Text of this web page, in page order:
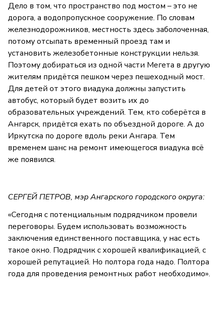
Дело в том, что пространство под мостом – это не
дорога, а водопропускное сооружение. По словам
железнодорожников, местность здесь заболоченная,
потому отсыпать временный проезд там и
установить железобетонные конструкции нельзя.
Поэтому добираться из одной части Мегета в другую
жителям придётся пешком через пешеходный мост.
Для детей от этого виадука должны запустить
автобус, который будет возить их до
образовательных учреждений. Тем, кто соберётся в
Ангарск, придётся ехать по объездной дороге. А до
Иркутска по дороге вдоль реки Ангара. Тем
временем шанс на ремонт имеющегося виадука всё
же появился.
СЕРГЕЙ ПЕТРОВ, мэр Ангарского городского округа:
«Сегодня с потенциальным подрядчиком провели
переговоры. Будем использовать возможность
заключения единственного поставщика, у нас есть
такое окно. Подрядчик с хорошей квалификацией, с
хорошей репутацией. Но полтора года надо. Полтора
года для проведения ремонтных работ необходимо».